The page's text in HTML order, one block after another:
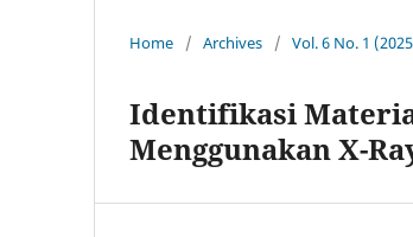
Home / Archives / Vol. 6 No. 1
Identifikasi
Menggunakan X-